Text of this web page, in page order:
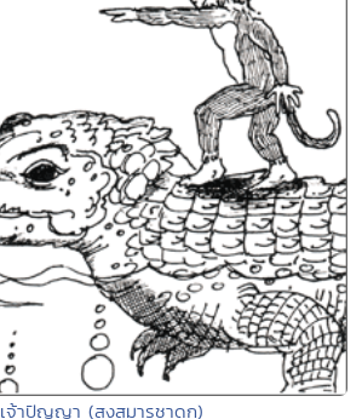
จ้าปัญญา (สุงสุมารชาดก)